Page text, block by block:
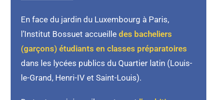
En face du jardin du Luxembourg à Paris,
l’Institut Bossuet accueille des bacheliers
(garçons) étudiants en classes préparatoires
dans les lycées publics du Quartier latin (Louis-
le-Grand, Henri-IV et Saint-Louis).